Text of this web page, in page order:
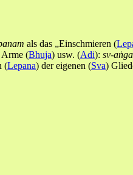
als das „Einschmieren (
Arme (Bhuja) usw. (Adi): sv-
(Lepana) der eigenen (Sva)